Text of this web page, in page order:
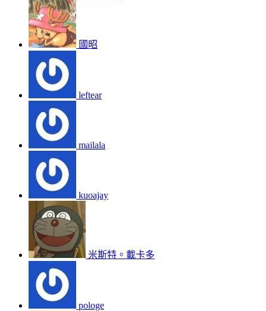
國昭
leftear
mailala
kuoajay
米斯特。載卡多
pologe